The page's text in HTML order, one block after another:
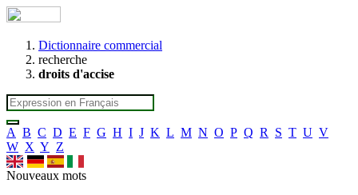
Dictionnaire commercial
recherche
droits d'accise
A B C D E F G H I J K L M N O P Q R S T U V
W X Y Z
Nouveaux mots